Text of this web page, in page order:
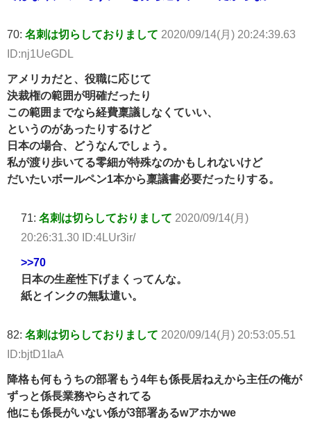
70: 名刺は切らしておりまして 2020/09/14(月) 20:24:39.63
ID:nj1UeGDL
アメリカだと、役職に応じて
決裁権の範囲が明確だったり
この範囲までなら経費稟議しなくていい、
というのがあったりするけど
日本の場合、どうなんでしょう。
私が渡り歩いてる零細が特殊なのかもしれないけど
だいたいボールペン1本から稟議書必要だったりする。
71: 名刺は切らしておりまして 2020/09/14(月)
20:26:31.30 ID:4LUr3ir/
>>70
日本の生産性下げまくってんな。
紙とインクの無駄遣い。
82: 名刺は切らしておりまして 2020/09/14(月) 20:53:05.51
ID:bjtD1IaA
降格も何もうちの部署もう4年も係長居ねえから主任の俺が
ずっと係長業務やらされてる
他にも係長がいない係が3部署あるwアホかwe